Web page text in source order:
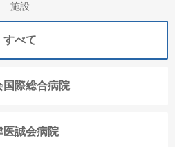
施設
すべて
国際総合病院
医誠会病院